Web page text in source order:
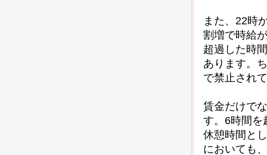
また、22時
割増で時給
超過した時
あります。
で禁止され
賃金だけで
す。6時間を
休憩時間と
においても